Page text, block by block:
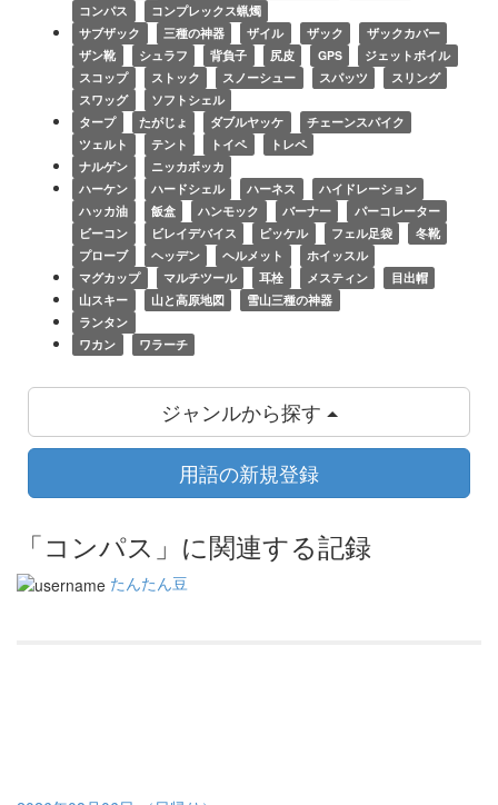
コンパス
コンプレックス蝋燭
サブザック
三種の神器 ザイル ザック
ザックカバー
ザン靴
シュラフ 背負子 尻皮 GPS
ジェットボイル
スコップ
ストック スノーシュー スパッツ
スリング
スワッグ
ソフトシェル
タープ
たがじょ ダブルヤッケ
チェーンスパイク
ツェルト
テント トイペ
トレペ
ナルゲン
ニッカボッカ
ハーケン
ハードシェル ハーネス
ハイドレーション
ハッカ油
飯盒 ハンモック バーナー
パーコレーター
ビーコン
ビレイデバイス ピッケル フェル足袋
冬靴
プローブ
ヘッデン ヘルメット
ホイッスル
マグカップ
マルチツール 耳栓 メスティン
目出帽
山スキー
山と高原地図
雪山三種の神器
ランタン
ワカン
ワラーチ
ジャンルから探す
用語の新規登録
「コンパス」に関連する記録
たんたん豆